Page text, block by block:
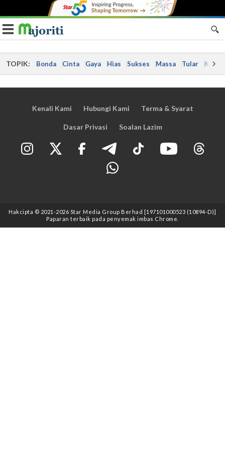
Toggle navigation
TOPIK: Bonda Cinta Gaya Hias Sukses Massa Tular Kes
Kenali Kami Hubungi Kami Terma & Syarat
Dasar Privasi Soalan Lazim
Hakcipta © 2021 -2026 Star Media Group Berhad [197101000523 (10894-D)]
Paparan terbaik pada penyemak imbas Chrome.